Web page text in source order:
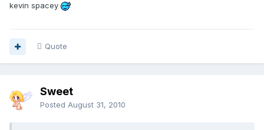
kevin spacey
Quote
Sweet
Posted August 31, 2010